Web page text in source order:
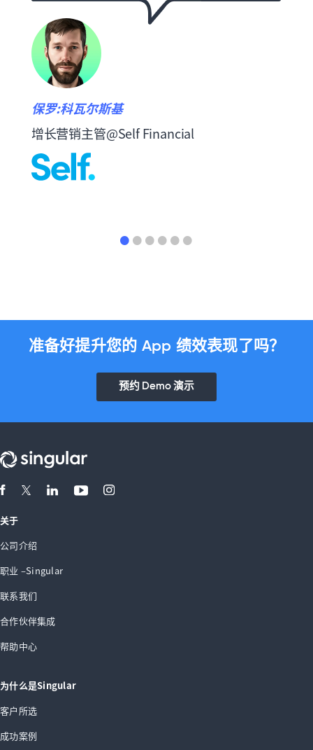
保罗:科瓦尔斯基
增长营销主管@Self Financial
准备好提升您的 App 绩效表现了吗？
预约 Demo 演示
关于
公司介绍
职业 –Singular
联系我们
合作伙伴集成
帮助中心
为什么是Singular
客户所选
成功案例